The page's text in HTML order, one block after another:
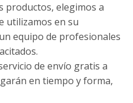
productos, elegimos a
utilizamos en su
equipo de profesionales
de envío gratis a
en tiempo y forma,